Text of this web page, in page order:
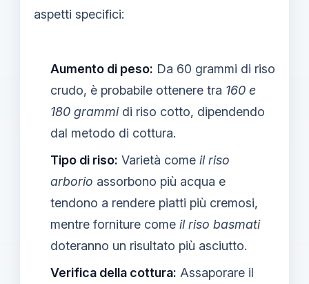
aspetti specifici:
Aumento di peso: Da 60 grammi di riso
crudo, è probabile ottenere tra 160 e
180 grammidi riso cotto, dipendendo
dal metodo di cottura.
Tipo di riso: Varietà come il riso
arborio assorbono più acqua e
tendono a rendere piatti più cremosi,
mentre forniture come il riso basmati
doteranno un risultato più asciutto.
Verifica della cottura: Assaporare il